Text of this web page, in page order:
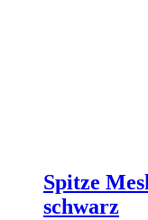
Spitze
schwarz